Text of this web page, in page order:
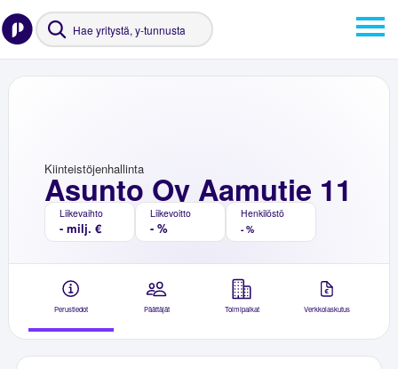
Asunto Oy Aamutie 11
Kiinteistöjenhallinta
Liikevaihto
- milj. €
Liikevoitto
- %
Henkilöstö
- %
Perustiedot Päättäjät Toimipaikat Verkkolaskutus